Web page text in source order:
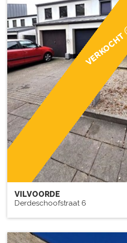
VERKOCHT
VILVOORDE
Derdeschoofstraat 6